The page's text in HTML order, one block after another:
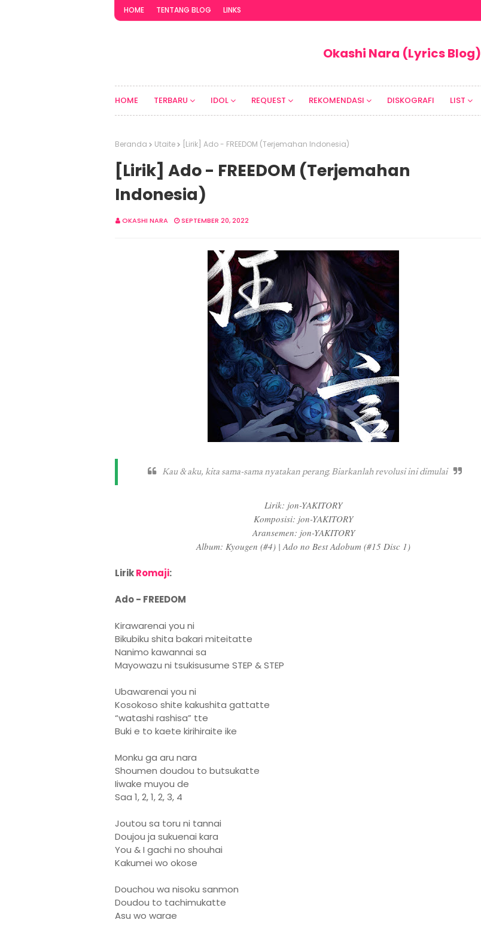
HOME TENTANG BLOG LINKS
Okashi Nara (Lyrics Blog)
HOME TERBARU IDOL REQUEST REKOMENDASI DISKOGRAFI LIST
Beranda Utaite [Lirik] Ado - FREEDOM (Terjemahan Indonesia)
[Lirik] Ado - FREEDOM (Terjemahan
Indonesia)
OKASHI NARA SEPTEMBER 20, 2022
Kau & aku, kita sama-sama nyatakan perang. Biarkanlah revolusi ini dimulai
Lirik: jon-YAKITORY
Komposisi: jon-YAKITORY
Aransemen: jon-YAKITORY
Album: Kyougen (#4) | Ado no Best Adobum (#15 Disc 1)
LirikRomaji:
Ado - FREEDOM
Kirawarenai you ni
Bikubiku shita bakari miteitatte
Nanimo kawannai sa
Mayowazu ni tsukisusume STEP & STEP
Ubawarenai you ni
Kosokoso shite kakushita gattatte
“watashi rashisa” tte
Buki e to kaete kirihiraite ike
Monku ga aru nara
Shoumen doudou to butsukatte
Iiwake muyou de
Saa 1, 2, 1, 2, 3, 4
Joutou sa toru ni tannai
Doujou ja sukuenai kara
You & I gachi no shouhai
Kakumei wo okose
Douchou wa nisoku sanmon
Doudou to tachimukatte
Asu wo warae